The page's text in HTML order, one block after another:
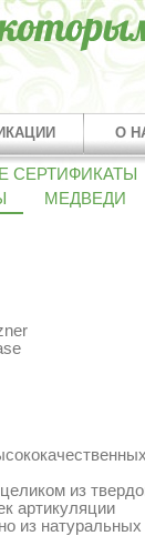
О
СЕРТИФИКАТЫ
МЕДВЕДИ
из
артикуляции
из